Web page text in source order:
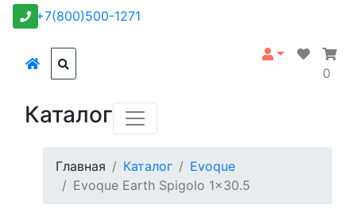
+7(800)500-1271
0
Каталог
Главная Каталог
Evoque
Evoque Earth Spigolo 1x30.5